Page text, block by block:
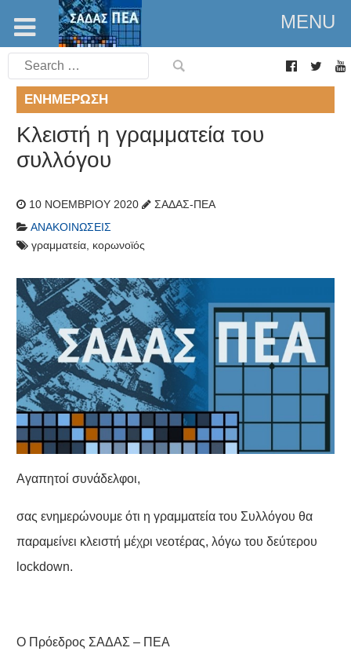
MENU
Search
for:
ΕΝΗΜΈΡΩΣΗ
Κλειστή η γραμματεία του
συλλόγου
10 ΝΟΕΜΒΡΊΟΥ 2020
ΣΑΔΑΣ-ΠΕΑ
ΑΝΑΚΟΙΝΏΣΕΙΣ
γραμματεία, κορωνοϊός
Αγαπητοί συνάδελφοι,
σας ενημερώνουμε ότι η γραμματεία του Συλλόγου θα
παραμείνει κλειστή μέχρι νεοτέρας, λόγω του δεύτερου
lockdown.
Ο Πρόεδρος ΣΑΔΑΣ – ΠΕΑ